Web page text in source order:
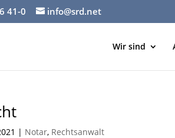
41-0 info@srd.net
Wir sind
| Notar, Rechtsanwalt